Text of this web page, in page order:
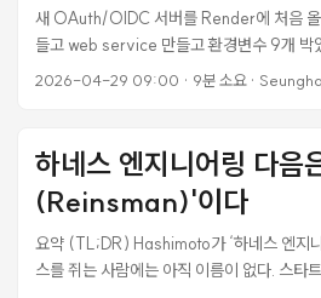
새 OAuth/OIDC 서버를 Render에 처음
들고 web service 만들고 환경변수 9개 박
고 5분쯤 기다렸더니 빌드가 깨졌다. 그 뒤로
은 길 가는 다른 사람이 빠르게 넘어가도록
황을 가정한다. Rails 8 모노레포 (server/
Blueprint(render.yaml) 가 있지만 MCP 또
성하는 워크플로 Postgres 1개 + Web 1개
첫 빌드, 첫 실패 서비스 생성 직후 자동 시
이렇게 끝났다. ...
2026-04-29 09:00 · 9분 소요·
하네스 엔지니어링 다음
(Reinsman)'이다
요약 (TL;DR) Hashimoto가 ‘하네스 엔지
스를 쥐는 사람에는 아직 이름이 없다. 스타